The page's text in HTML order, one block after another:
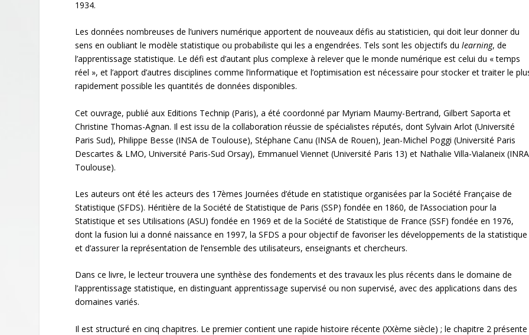
1934.
Les données nombreuses de l’univers numérique apportent de nouveaux défis au statisticien, qui doit leur donner du
sens en oubliant le modèle statistique ou probabiliste qui les a engendrées. Tels sont les objectifs dulearning, de
l’apprentissage statistique. Le défi est d’autant plus complexe à relever que le monde numérique est celui du « temps
réel », et l’apport d’autres disciplines comme l’informatique et l’optimisation est nécessaire pour stocker et traiter le
rapidement possible les quantités de données disponibles.
Cet ouvrage, publié aux Editions Technip (Paris), a été coordonné par Myriam Maumy-Bertrand, Gilbert Saporta et
Christine Thomas-Agnan. Il est issu de la collaboration réussie de spécialistes réputés, dont Sylvain Arlot (Université
Paris Sud), Philippe Besse (INSA de Toulouse), Stéphane Canu (INSA de Rouen), Jean-Michel Poggi (Université Paris
Descartes & LMO, Université Paris-Sud Orsay), Emmanuel Viennet (Université Paris 13) et Nathalie Villa-Vialaneix
Toulouse).
Les auteurs ont été les acteurs des 17èmes Journées d’étude en statistique organisées par la Société Française de
Statistique (SFDS). Héritière de la Société de Statistique de Paris (SSP) fondée en 1860, de l’Association pour la
Statistique et ses Utilisations (ASU) fondée en 1969 et de la Société de Statistique de France (SSF) fondée en 1976,
dont la fusion lui a donné naissance en 1997, la SFDS a pour objectif de favoriser les développements de la statistique
et d’assurer la représentation de l’ensemble des utilisateurs, enseignants et chercheurs.
Dans ce livre, le lecteur trouvera une synthèse des fondements et des travaux les plus récents dans le domaine de
l’apprentissage statistique, en distinguant apprentissage supervisé ou non supervisé, avec des applications dans des
domaines variés.
Il est structuré en cinq chapitres. Le premier contient une rapide histoire récente (XXème siècle) ; le chapitre 2 présente